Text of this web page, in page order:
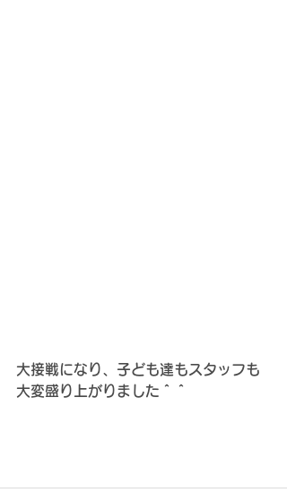
大接戦になり、子ども達もスタッフも
大変盛り上がりました＾＾